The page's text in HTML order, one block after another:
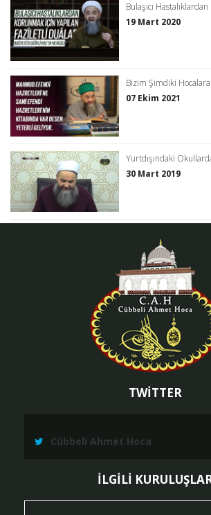
Bulaşıcı
19 Mart 2020
Bizim Şimdiki
07 Ekim 2021
Yurtdışındaki
30 Mart 2019
TWİTTER
Cübbeli Ahmet Hoca
İLGİLİ